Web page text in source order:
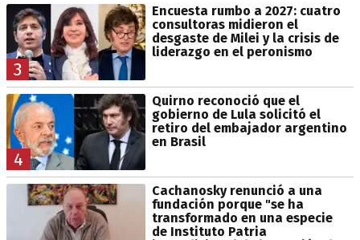
3
Encuesta rumbo a 2027: cuatro
consultoras midieron el
desgaste de Milei y la crisis de
liderazgo en el peronismo
4
Quirno reconoció que el
gobierno de Lula solicitó el
retiro del embajador argentino
en Brasil
Cachanosky renunció a una
fundación porque "se ha
transformado en una especie
de Instituto Patria